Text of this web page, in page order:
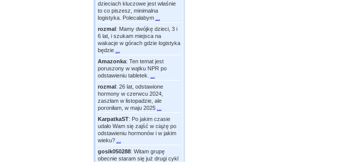
dzieciach kluczowe jest właśnie
to co piszesz, minimalna
logistyka. Polecałabym
rozmal: Mamy dwójkę dzieci, 3 i
6 lat, i szukam miejsca na
wakacje w górach gdzie logistyka
będzie
Amazonka: Ten temat jest
poruszony w wątku NPR po
odstawieniu tabletek.
rozmal: 26 lat, odstawione
hormony w czerwcu 2024,
zaszłam w listopadzie, ale
poroniłam, w maju 2025
KarpatkaST: Po jakim czasie
udało Wam się zajść w ciążę po
odstawieniu hormonów i w jakim
wieku?
gosik050288: Witam grupę
obecnie staram się już drugi cykl